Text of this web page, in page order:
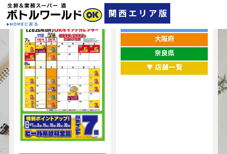
ポイントカレンダー お店をエリアから探す
兵庫県
大阪府
奈良県
▼ 店舗一覧